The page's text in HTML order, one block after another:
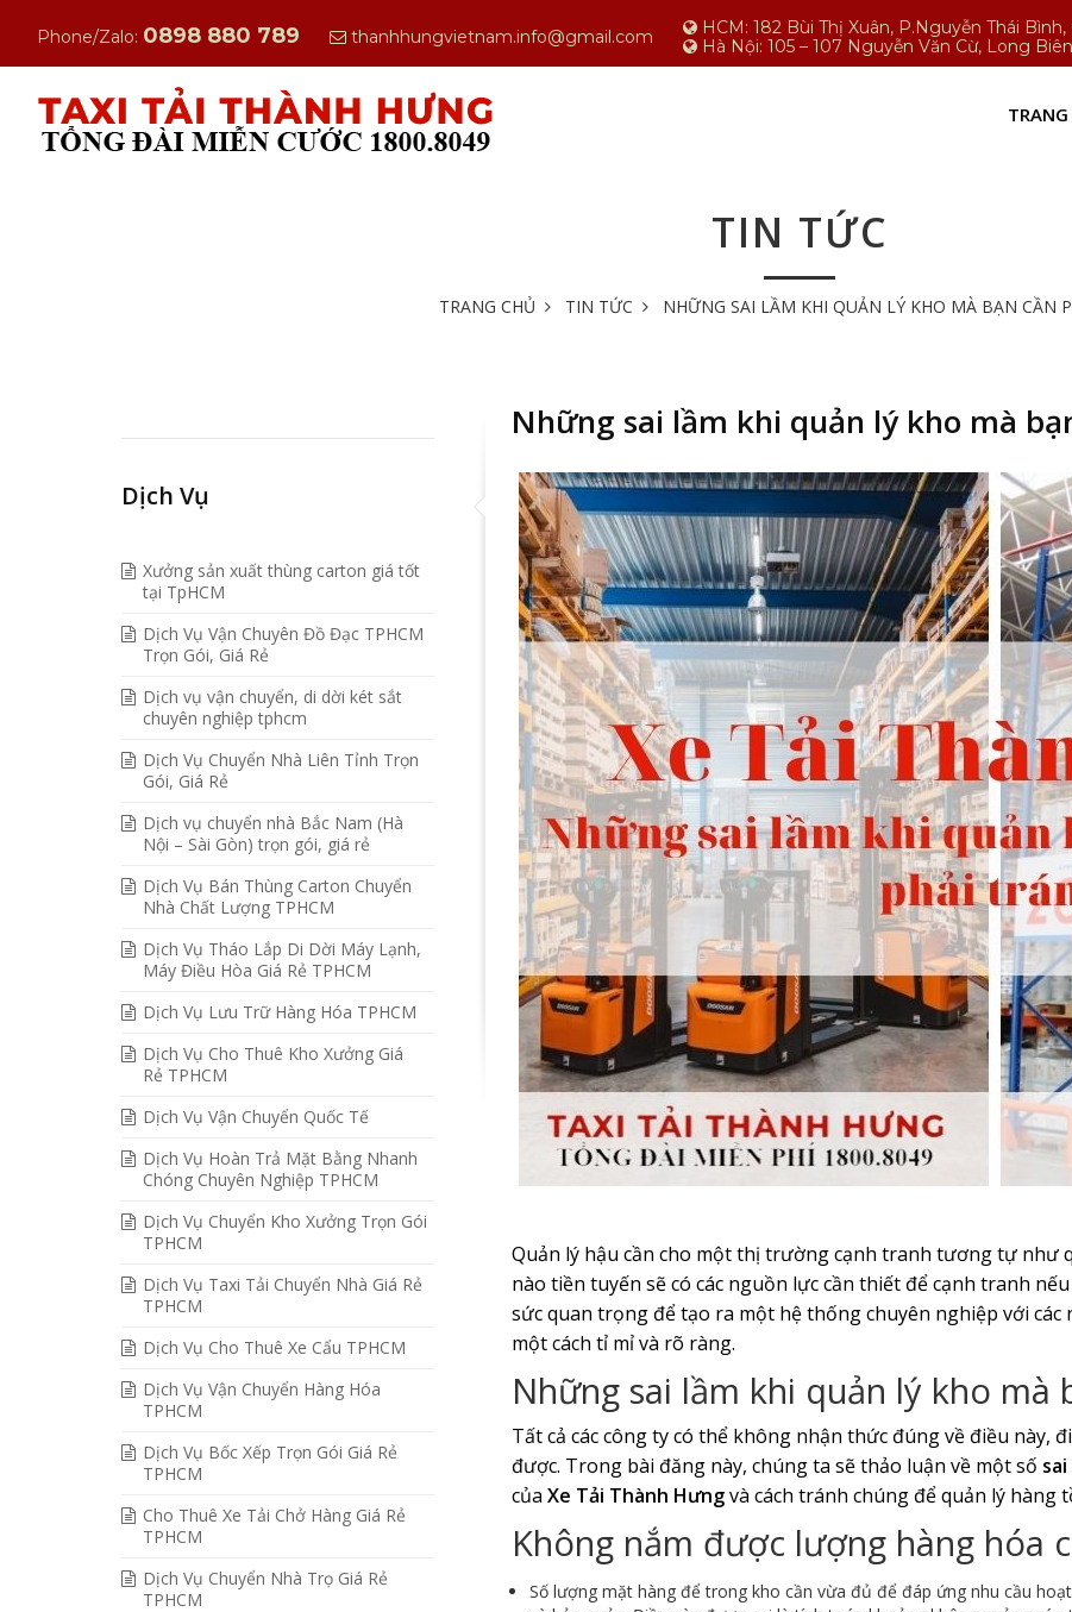
Phone/Zalo: 0898 880 789 thanhhungvietnam.info@gmail.com
HCM: 182 Bùi Thị Xuân, P.Nguyễn Thái Bình,
Hà Nội: 105 – 107 Nguyễn Văn Cừ, Long
TIN TỨC
TRANG CHỦ TIN TỨC NHỮNG SAI LẦM KHI QUẢN LÝ KHO MÀ BẠN CẦN
Dịch Vụ
Xưởng sản xuất thùng carton giá tốt
tại TpHCM
Dịch Vụ Vận Chuyên Đồ Đạc TPHCM
Trọn Gói, Giá Rẻ
Dịch vụ vận chuyển, di dời két sắt
chuyên nghiệp tphcm
Dịch Vụ Chuyển Nhà Liên Tỉnh Trọn
Gói, Giá Rẻ
Dịch vụ chuyển nhà Bắc Nam (Hà
Nội – Sài Gòn) trọn gói, giá rẻ
Dịch Vụ Bán Thùng Carton Chuyển
Nhà Chất Lượng TPHCM
Dịch Vụ Tháo Lắp Di Dời Máy Lạnh,
Máy Điều Hòa Giá Rẻ TPHCM
Dịch Vụ Lưu Trữ Hàng Hóa TPHCM
Dịch Vụ Cho Thuê Kho Xưởng Giá
Rẻ TPHCM
Dịch Vụ Vận Chuyển Quốc Tế
Dịch Vụ Hoàn Trả Mặt Bằng Nhanh
Chóng Chuyên Nghiệp TPHCM
Dịch Vụ Chuyển Kho Xưởng Trọn Gói
TPHCM
Dịch Vụ Taxi Tải Chuyển Nhà Giá Rẻ
TPHCM
Dịch Vụ Cho Thuê Xe Cẩu TPHCM
Dịch Vụ Vận Chuyển Hàng Hóa
TPHCM
Dịch Vụ Bốc Xếp Trọn Gói Giá Rẻ
TPHCM
Cho Thuê Xe Tải Chở Hàng Giá Rẻ
TPHCM
Dịch Vụ Chuyển Nhà Trọ Giá Rẻ
TPHCM
Những sai lầm khi quản lý kho mà
Quản lý hậu cần cho một thị trường cạnh tranh tương tự như
nào tiền tuyến sẽ có các nguồn lực cần thiết để cạnh tranh
sức quan trọng để tạo ra một hệ thống chuyên nghiệp với
một cách tỉ mỉ và rõ ràng.
Những sai lầm khi quản lý kho mà
Tất cả các công ty có thể không nhận thức đúng về điều này,
được. Trong bài đăng này, chúng ta sẽ thảo luận về một số
của Xe Tải Thành Hưngvà cách tránh chúng để quản lý hàng
Không nắm được lượng hàng hóa
Số lượng mặt hàng để trong kho cần vừa đủ để đáp ứng nhu cầu